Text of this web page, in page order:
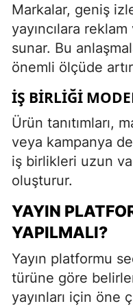
Markalar, geniş
yayıncılara
sunar. Bu
önemli ölçüde
İŞ BIRLIĞI
Ürün tanıtımları,
veya kampanya
iş birlikleri uzun
oluşturur.
YAYIN
YAPILMALI?
Yayın platformu
türüne göre
yayınları için öne